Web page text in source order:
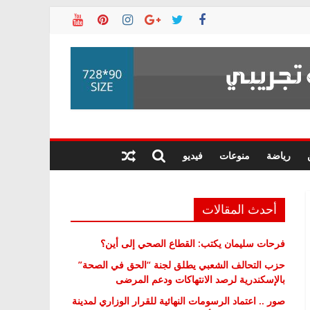
رياضة منوعات فيديو
أحدث المقالات
فرحات سليمان يكتب: القطاع الصحي إلى أين؟
حزب التحالف الشعبي يطلق لجنة “الحق في الصحة”
بالإسكندرية لرصد الانتهاكات ودعم المرضى
صور .. اعتماد الرسومات النهائية للقرار الوزاري لمدينة